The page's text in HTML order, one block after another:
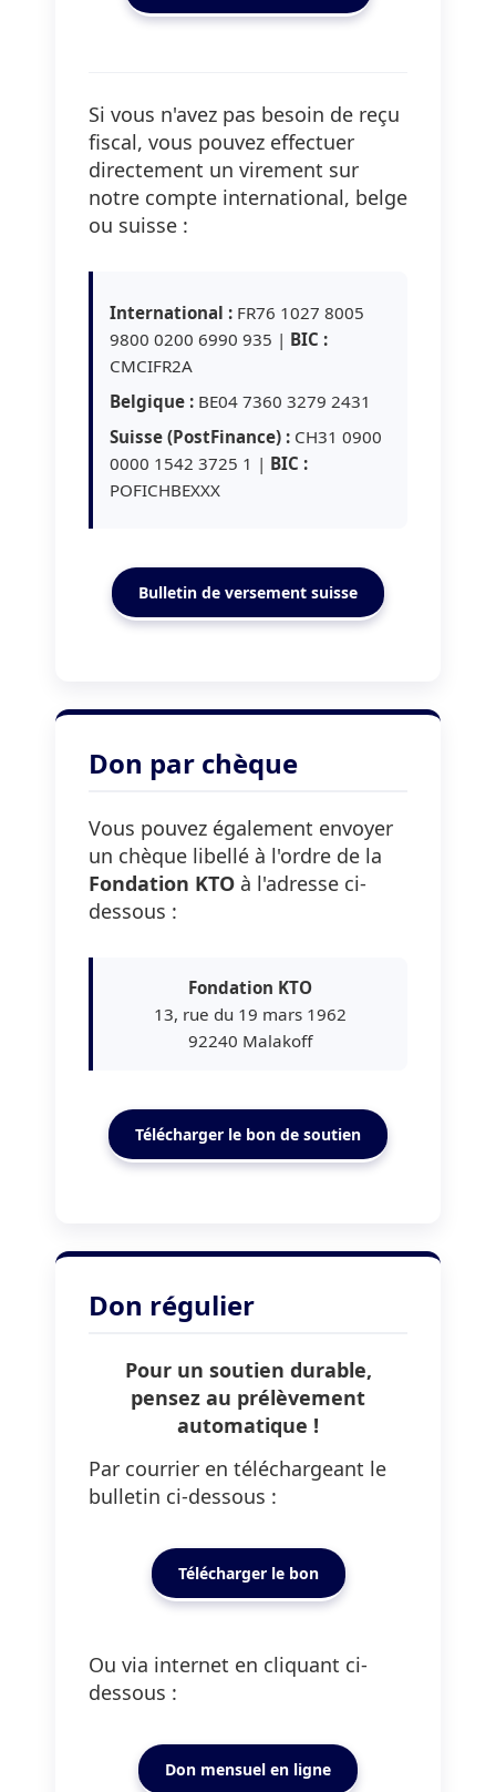
Si vous n'avez pas besoin de reçu
fiscal, vous pouvez effectuer
directement un virement sur
notre compte international, belge
ou suisse :
International : FR76 1027 8005
9800 0200 6990 935 | BIC :
CMCIFR2A
Belgique : BE04 7360 3279 2431
Suisse (PostFinance) : CH31 0900
0000 1542 3725 1 | BIC :
POFICHBEXXX
Bulletin de versement suisse
Don par chèque
Vous pouvez également envoyer
un chèque libellé à l'ordre de la
Fondation KTO à l'adresse ci-
dessous :
Fondation KTO
13, rue du 19 mars 1962
92240 Malakoff
Télécharger le bon de soutien
Don régulier
Pour un soutien durable,
pensez au prélèvement
automatique !
Par courrier en téléchargeant le
bulletin ci-dessous :
Télécharger le bon
Ou via internet en cliquant ci-
dessous :
Don mensuel en ligne